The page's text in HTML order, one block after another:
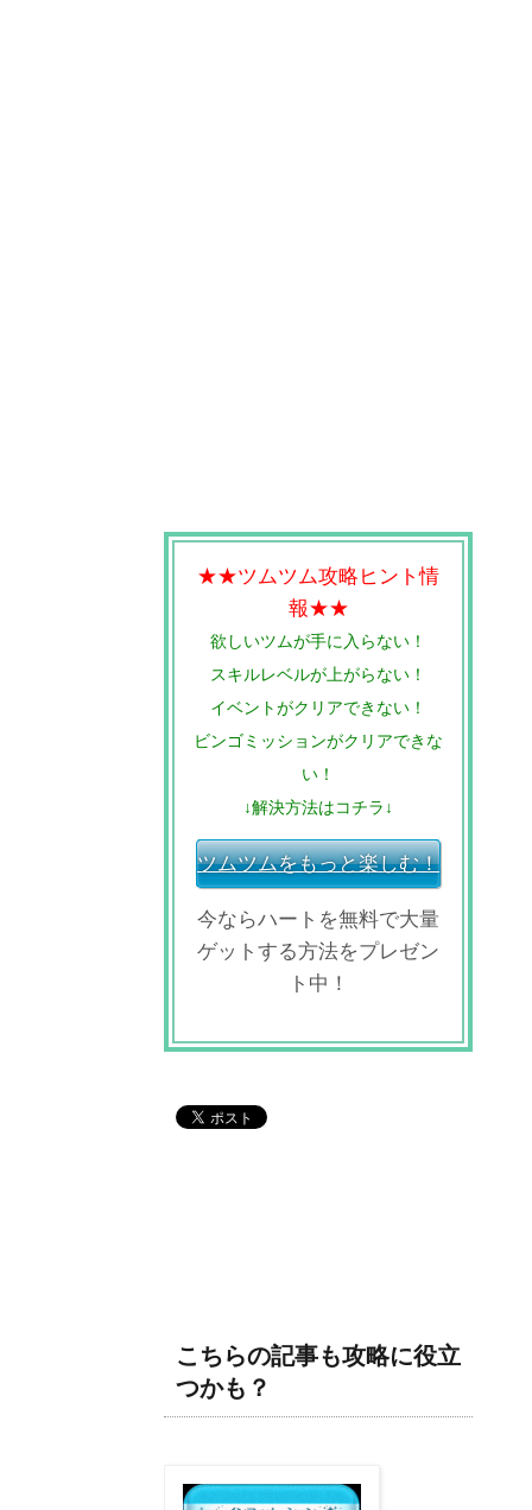
★★ツムツム攻略ヒント情
報★★
欲しいツムが手に入らない！
スキルレベルが上がらない！
イベントがクリアできない！
ビンゴミッションがクリアできな
い！
↓解決方法はコチラ↓
ツムツムをもっと楽しむ！
今ならハートを無料で大量
ゲットする方法をプレゼン
ト中！
こちらの記事も攻略に役立
つかも？